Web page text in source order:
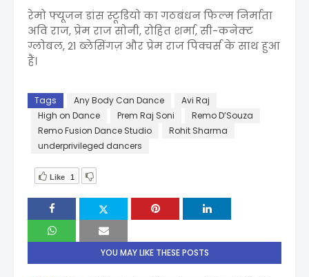
रेमो फ्यूजन डांस स्टूडियो का गठबंधन फिल्म निर्माता
अवि राज, प्रेम राज सोनी, रोहित शर्मा, सी-कनेक्ट
ग्लोबल, 21 ब्लेसिंगज़ और प्रेम राज पिक्चर्स के साथ हुआ
हैं।
Tags Any Body Can Dance
Avi Raj
High on Dance
Prem Raj Soni
Remo D’Souza
Remo Fusion Dance Studio
Rohit Sharma
underprivileged dancers
Like 1
YOU MAY LIKE THESE POSTS